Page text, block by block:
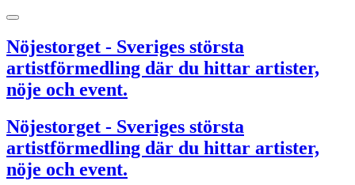
Nöjestorget - Sveriges största
artistförmedling där du hittar artister,
nöje och event.
Nöjestorget - Sveriges största
artistförmedling där du hittar artister,
nöje och event.